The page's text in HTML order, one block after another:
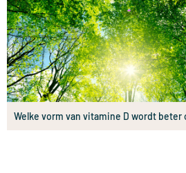
Welke vorm van vitamine D wordt beter